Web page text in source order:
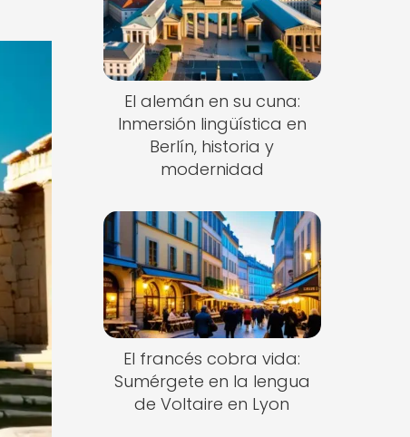
El alemán en su cuna:
Inmersión lingüística en
Berlín, historia y
modernidad
El francés cobra vida:
Sumérgete en la lengua
de Voltaire en Lyon